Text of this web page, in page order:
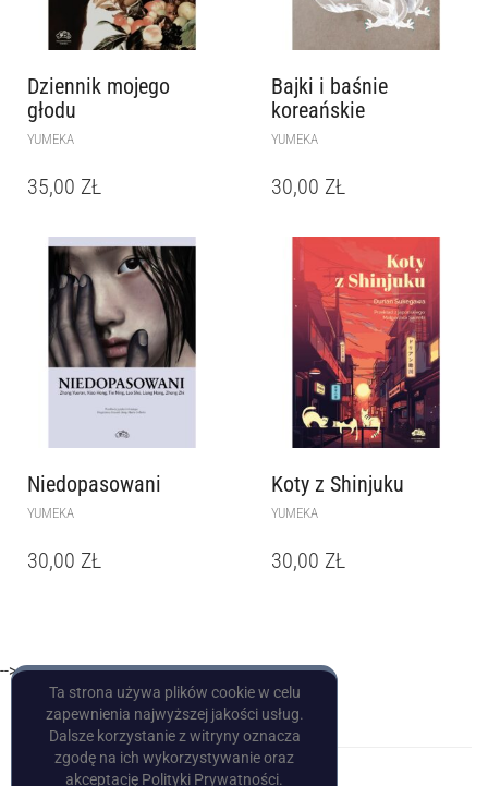
Dziennik mojego
głodu
YUMEKA
35,00 ZŁ
Bajki i baśnie
koreańskie
YUMEKA
30,00 ZŁ
Niedopasowani
YUMEKA
30,00 ZŁ
Koty z Shinjuku
YUMEKA
30,00 ZŁ
-->
Ta strona używa plików cookie w celu
zapewnienia najwyższej jakości usług.
Dalsze korzystanie z witryny oznacza
zgodę na ich wykorzystywanie oraz
akceptację Polityki Prywatności.